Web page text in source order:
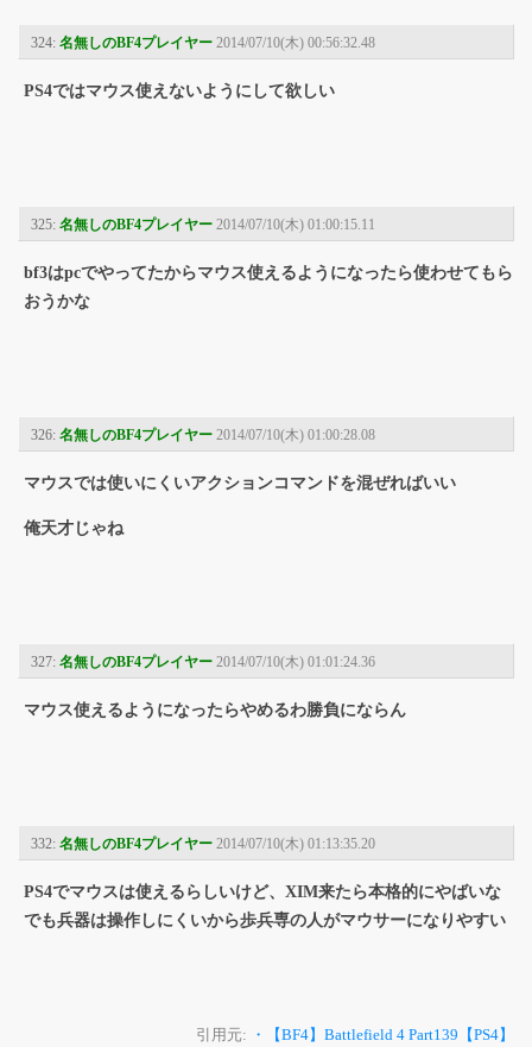
324: 名無しのBF4プレイヤー 2014/07/10(木) 00:56:32.48
PS4ではマウス使えないようにして欲しい
325: 名無しのBF4プレイヤー 2014/07/10(木) 01:00:15.11
bf3はpcでやってたからマウス使えるようになったら使わせてもら
おうかな
326: 名無しのBF4プレイヤー 2014/07/10(木) 01:00:28.08
マウスでは使いにくいアクションコマンドを混ぜればいい
俺天才じゃね
327: 名無しのBF4プレイヤー 2014/07/10(木) 01:01:24.36
マウス使えるようになったらやめるわ勝負にならん
332: 名無しのBF4プレイヤー 2014/07/10(木) 01:13:35.20
PS4でマウスは使えるらしいけど、XIM来たら本格的にやばいな
でも兵器は操作しにくいから歩兵専の人がマウサーになりやすい
引用元: ・【BF4】Battlefield 4 Part139【PS4】